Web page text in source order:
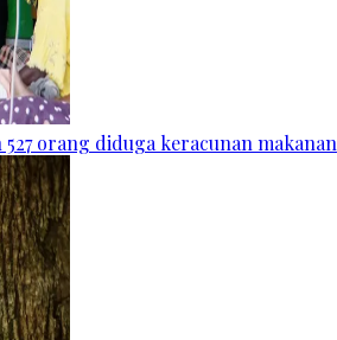
orang diduga keracunan makanan